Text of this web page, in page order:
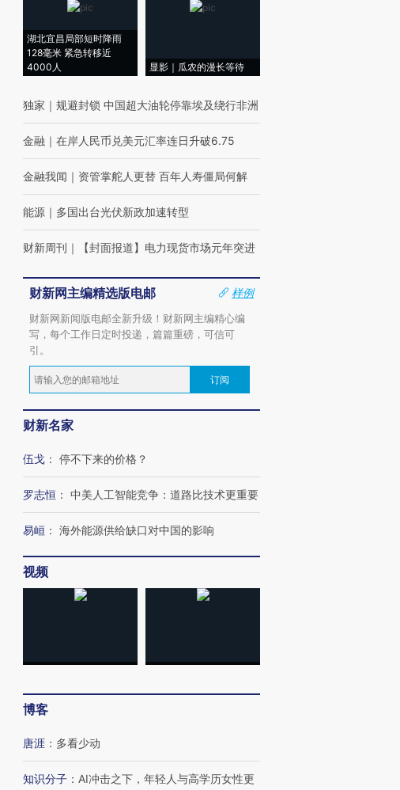
湖北宜昌局部短时降雨
128毫米 紧急转移近
4000人
显影｜瓜农的漫长等待
独家 ｜ 规避封锁 中国超大油轮停靠埃及绕行非洲
金融 ｜ 在岸人民币兑美元汇率连日升破6.75
金融我闻 ｜ 资管掌舵人更替 百年人寿僵局何解
能源 ｜ 多国出台光伏新政加速转型
财新周刊 ｜ 【封面报道】电力现货市场元年突进
财新网主编精选版电邮
样例
财新网新闻版电邮全新升级！财新网主编精心编
写，每个工作日定时投递，篇篇重磅，可信可
引。
订阅
财新名家
伍戈 ： 停不下来的价格？
罗志恒 ： 中美人工智能竞争：道路比技术更重要
易峘 ： 海外能源供给缺口对中国的影响
视频
博客
唐涯 ： 多看少动
知识分子 ： AI冲击之下，年轻人与高学历女性更